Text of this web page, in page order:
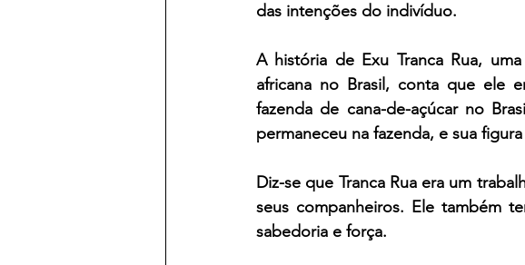
das intenções do indivíduo.
A história de Exu Tranca Rua,
africana no Brasil, conta que ele
fazenda de cana-de-açúcar no
permaneceu na fazenda, e sua
Diz-se que Tranca Rua era um
seus companheiros. Ele também
sabedoria e força.